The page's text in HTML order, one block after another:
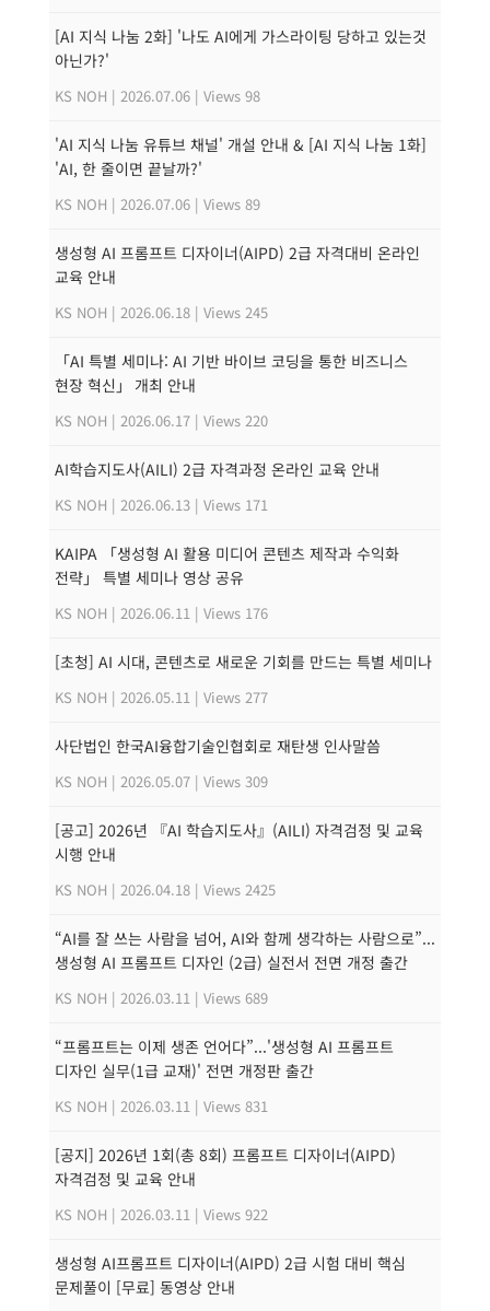
[AI 지식 나눔 2화] '나도 AI에게 가스라이팅 당하고 있는것
아닌가?'
KS NOH | 2026.07.06 | Views 98
'AI 지식 나눔 유튜브 채널' 개설 안내 & [AI 지식 나눔 1화]
'AI, 한 줄이면 끝날까?'
KS NOH | 2026.07.06 | Views 89
생성형 AI 프롬프트 디자이너(AIPD) 2급 자격대비 온라인
교육 안내
KS NOH | 2026.06.18 | Views 245
「AI 특별 세미나: AI 기반 바이브 코딩을 통한 비즈니스
현장 혁신」 개최 안내
KS NOH | 2026.06.17 | Views 220
AI학습지도사(AILI) 2급 자격과정 온라인 교육 안내
KS NOH | 2026.06.13 | Views 171
KAIPA 「생성형 AI 활용 미디어 콘텐츠 제작과 수익화
전략」 특별 세미나 영상 공유
KS NOH | 2026.06.11 | Views 176
[초청] AI 시대, 콘텐츠로 새로운 기회를 만드는 특별 세미나
KS NOH | 2026.05.11 | Views 277
사단법인 한국AI융합기술인협회로 재탄생 인사말씀
KS NOH | 2026.05.07 | Views 309
[공고] 2026년 『AI 학습지도사』(AILI) 자격검정 및 교육
시행 안내
KS NOH | 2026.04.18 | Views 2425
“AI를 잘 쓰는 사람을 넘어, AI와 함께 생각하는 사람으로”...
생성형 AI 프롬프트 디자인 (2급) 실전서 전면 개정 출간
KS NOH | 2026.03.11 | Views 689
“프롬프트는 이제 생존 언어다”...'생성형 AI 프롬프트
디자인 실무(1급 교재)' 전면 개정판 출간
KS NOH | 2026.03.11 | Views 831
[공지] 2026년 1회(총 8회) 프롬프트 디자이너(AIPD)
자격검정 및 교육 안내
KS NOH | 2026.03.11 | Views 922
생성형 AI프롬프트 디자이너(AIPD) 2급 시험 대비 핵심
문제풀이 [무료] 동영상 안내